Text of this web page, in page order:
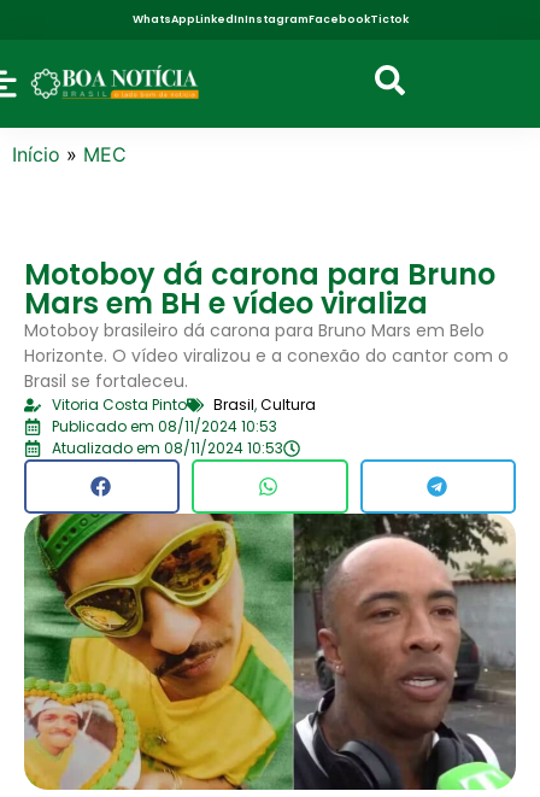
WhatsAppLinkedInInstagramFacebookTictok
Início » MEC
Motoboy dá carona para Bruno
Mars em BH e vídeo viraliza
Motoboy brasileiro dá carona para Bruno Mars em Belo
Horizonte. O vídeo viralizou e a conexão do cantor com o
Brasil se fortaleceu.
Vitoria Costa Pinto Brasil,Cultura
Publicado em 08/11/2024 10:53
Atualizado em 08/11/2024 10:53